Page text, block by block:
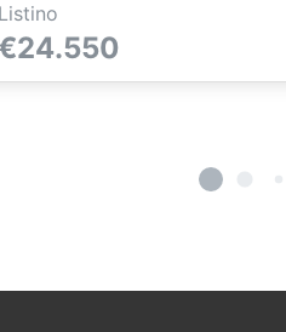
Listino
€24.550